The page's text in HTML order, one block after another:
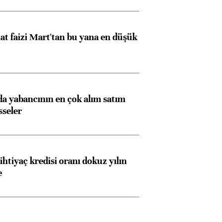
faizi Mart'tan bu yana en düşük
yabancının en çok alım satım
kredisi oranı dokuz yılın